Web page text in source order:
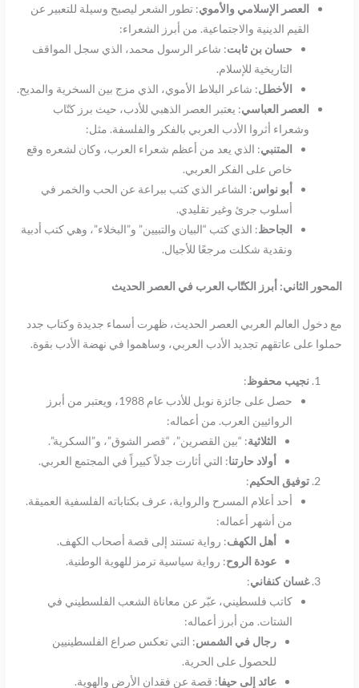
العصر الإسلامي والأموي: تطور الشعر ليصبح وسيلة للتعبير عن
القيم الدينية والاجتماعية. من أبرز الشعراء:
حسان بن ثابت: شاعر الرسول محمد، الذي سجل المواقف
التاريخية للإسلام.
الأخطل: شاعر البلاط الأموي، الذي مزج بين السخرية والمديح.
العصر العباسي: يعتبر العصر الذهبي للأدب، حيث برز كتّاب
وشعراء أثروا الأدب العربي بالفكر والفلسفة. مثل:
المتنبي: الذي يعد من أعظم شعراء العرب، وكان لشعره وقع
خاص على الفكر العربي.
أبو نواس: الشاعر الذي كتب ببراعة عن الحب والخمر في
أسلوب جرئ وغير تقليدي.
الجاحظ: الذي كتب “البيان والتبيين” و”البخلاء”، وهي كتب أدبية
ونقدية شكلت مرجعًا للأجيال.
المحور الثاني: أبرز الكتّاب العرب في العصر الحديث
مع دخول العالم العربي العصر الحديث، ظهرت أسماء جديدة وكتاب جدد
حملوا على عاتقهم تجديد الأدب العربي، وساهموا في نهضة الأدب بقوة.
نجيب محفوظ:
حصل على جائزة نوبل للأدب عام 1988، ويعتبر من أبرز
الروائيين العرب. من أعماله:
الثلاثية: “بين القصرين”، “قصر الشوق”، و”السكرية”.
أولاد حارتنا: التي أثارت جدلاً كبيراً في المجتمع العربي.
توفيق الحكيم:
أحد أعلام المسرح والرواية، عرف بكتاباته الفلسفية العميقة.
من أشهر أعماله:
أهل الكهف: رواية تستند إلى قصة أصحاب الكهف.
عودة الروح: رواية سياسية ترمز للهوية الوطنية.
غسان كنفاني:
كاتب فلسطيني، عبّر عن معاناة الشعب الفلسطيني في
الشتات. من أبرز أعماله:
رجال في الشمس: التي تعكس صراع الفلسطينيين
للحصول على الحرية.
عائد إلى حيفا: قصة عن فقدان الأرض والهوية.